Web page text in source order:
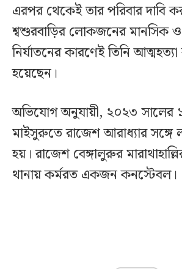
এরপর থেকেই তার পরিবার দাবি
শ্বশুরবাড়ির লোকজনের মানসিক ও
নির্যাতনের কারণেই তিনি
হয়েছেন।
অভিযোগ অনুযায়ী, ২০২৩ সালের
মাইসুরুতে রাজেশ আরাধ্যার সঙ্গে
হয়। রাজেশ বেঙ্গালুরুর
থানায় কর্মরত একজন কনস্টেবল।